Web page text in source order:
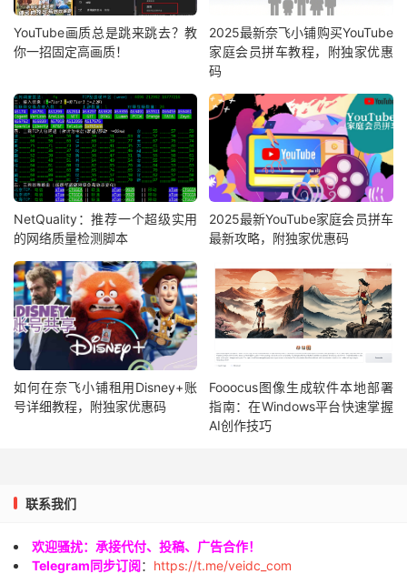
YouTube画质总是跳来跳去？教
你一招固定高画质！
2025最新奈飞小铺购买YouTube
家庭会员拼车教程，附独家优惠
码
NetQuality：推荐一个超级实用
的网络质量检测脚本
2025最新YouTube家庭会员拼车
最新攻略，附独家优惠码
如何在奈飞小铺租用Disney+账
号详细教程，附独家优惠码
Fooocus图像生成软件本地部署
指南：在Windows平台快速掌握
AI创作技巧
联系我们
欢迎骚扰：承接代付、投稿、广告合作！
Telegram同步订阅： https://t.me/veidc_com